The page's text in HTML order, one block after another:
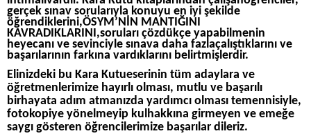
gerçek sınav sorularıyla konuyu en iyi şekilde
öğrendiklerini,ÖSYM’NİN MANTIĞINI
KAVRADIKLARINI,soruları çözdükçe yapabilmenin
heyecanı ve sevinciyle sınava daha fazlaçalıştıklarını ve
başarılarının farkına vardıklarını belirtmişlerdir.
Elinizdeki bu Kara Kutueserinin tüm adaylara ve
öğretmenlerimize hayırlı olması, mutlu ve başarılı
birhayata adım atmanızda yardımcı olması temennisiyle,
fotokopiye yönelmeyip kulhakkına girmeyen ve emeğe
saygı gösteren öğrencilerimize başarılar dileriz.